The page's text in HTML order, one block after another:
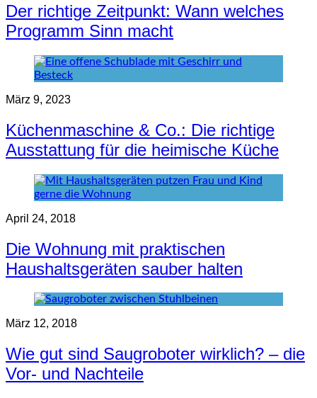
Der richtige Zeitpunkt: Wann welches
Programm Sinn macht
März 9, 2023
Küchenmaschine & Co.: Die richtige
Ausstattung für die heimische Küche
April 24, 2018
Die Wohnung mit praktischen
Haushaltsgeräten sauber halten
März 12, 2018
Wie gut sind Saugroboter wirklich? – die
Vor- und Nachteile